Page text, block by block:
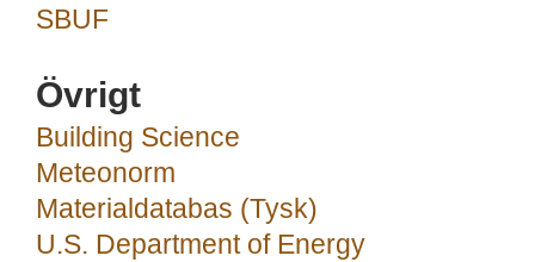
SBUF
Övrigt
Building Science
Meteonorm
Materialdatabas (Tysk)
U.S. Department of Energy